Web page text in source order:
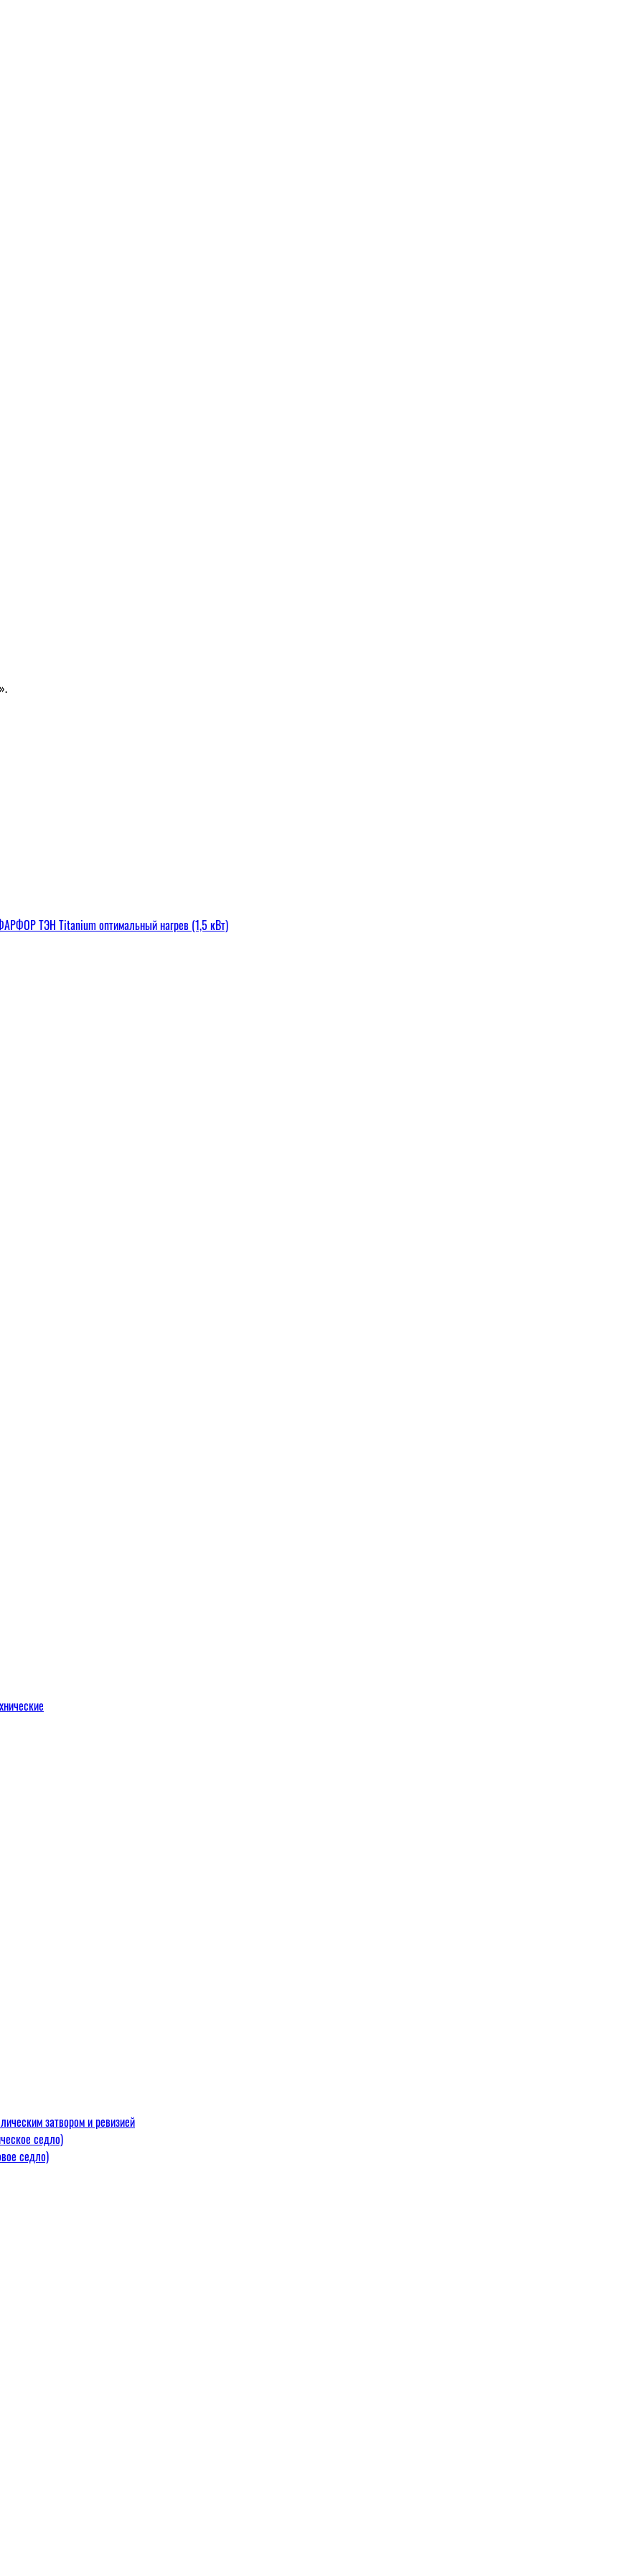
ТЭН Titanium оптимальный нагрев (1,5 кВт)
CF8) Ду 32-Ду200
с эпоксидным покрытием) Ду32-Ду200
затвором и ревизией
седло)
седло)
С)